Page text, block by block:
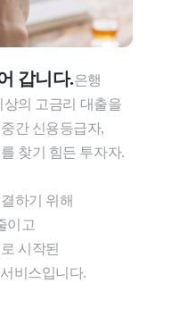
갑니다.은행
상의 고금리 대출을
간 신용등급자,
찾기 힘든 투자자.
하기 위해
이고
시작된
비스입니다.